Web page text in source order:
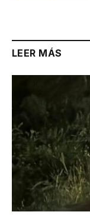
LEER MÁS